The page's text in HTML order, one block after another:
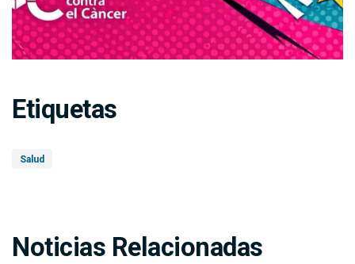
Etiquetas
Salud
Noticias Relacionadas